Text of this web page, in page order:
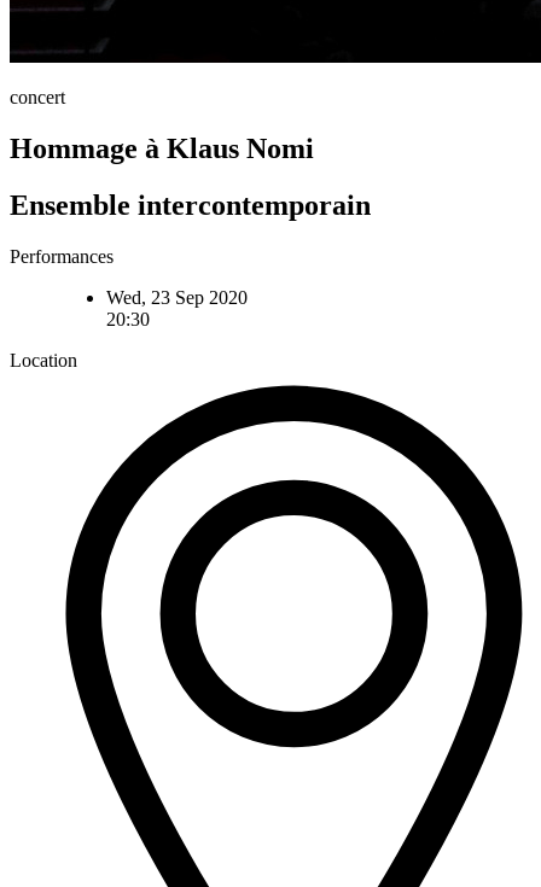
concert
Hommage à Klaus Nomi
Ensemble intercontemporain
Performances
Wed, 23 Sep 2020
20:30
Location